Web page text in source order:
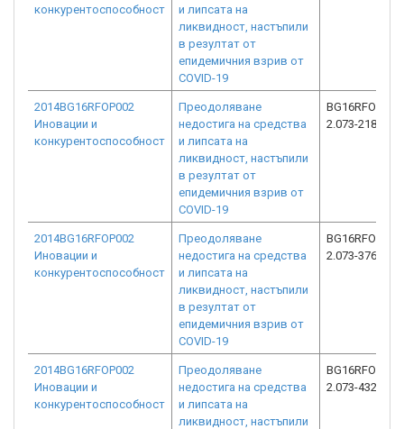
конкурентоспособност
и липсата на
ликвидност, настъпили
в резултат от
епидемичния взрив от
COVID-19
2014BG16RFOP002
Иновации и
конкурентоспособност
Преодоляване
недостига на средства
и липсата на
ликвидност, настъпили
в резултат от
епидемичния взрив от
COVID-19
BG16RFOP002-
2.073-2182-
2014BG16RFOP002
Иновации и
конкурентоспособност
Преодоляване
недостига на средства
и липсата на
ликвидност, настъпили
в резултат от
епидемичния взрив от
COVID-19
BG16RFOP002-
2.073-3765-
2014BG16RFOP002
Иновации и
конкурентоспособност
Преодоляване
недостига на средства
и липсата на
ликвидност, настъпили
BG16RFOP002-
2.073-4324-